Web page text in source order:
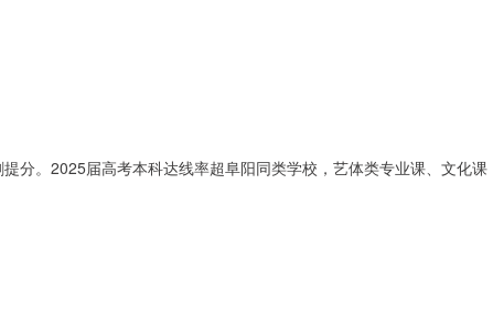
分。2025届高考本科达线率超阜阳同类学校，艺体类专业课、文化课